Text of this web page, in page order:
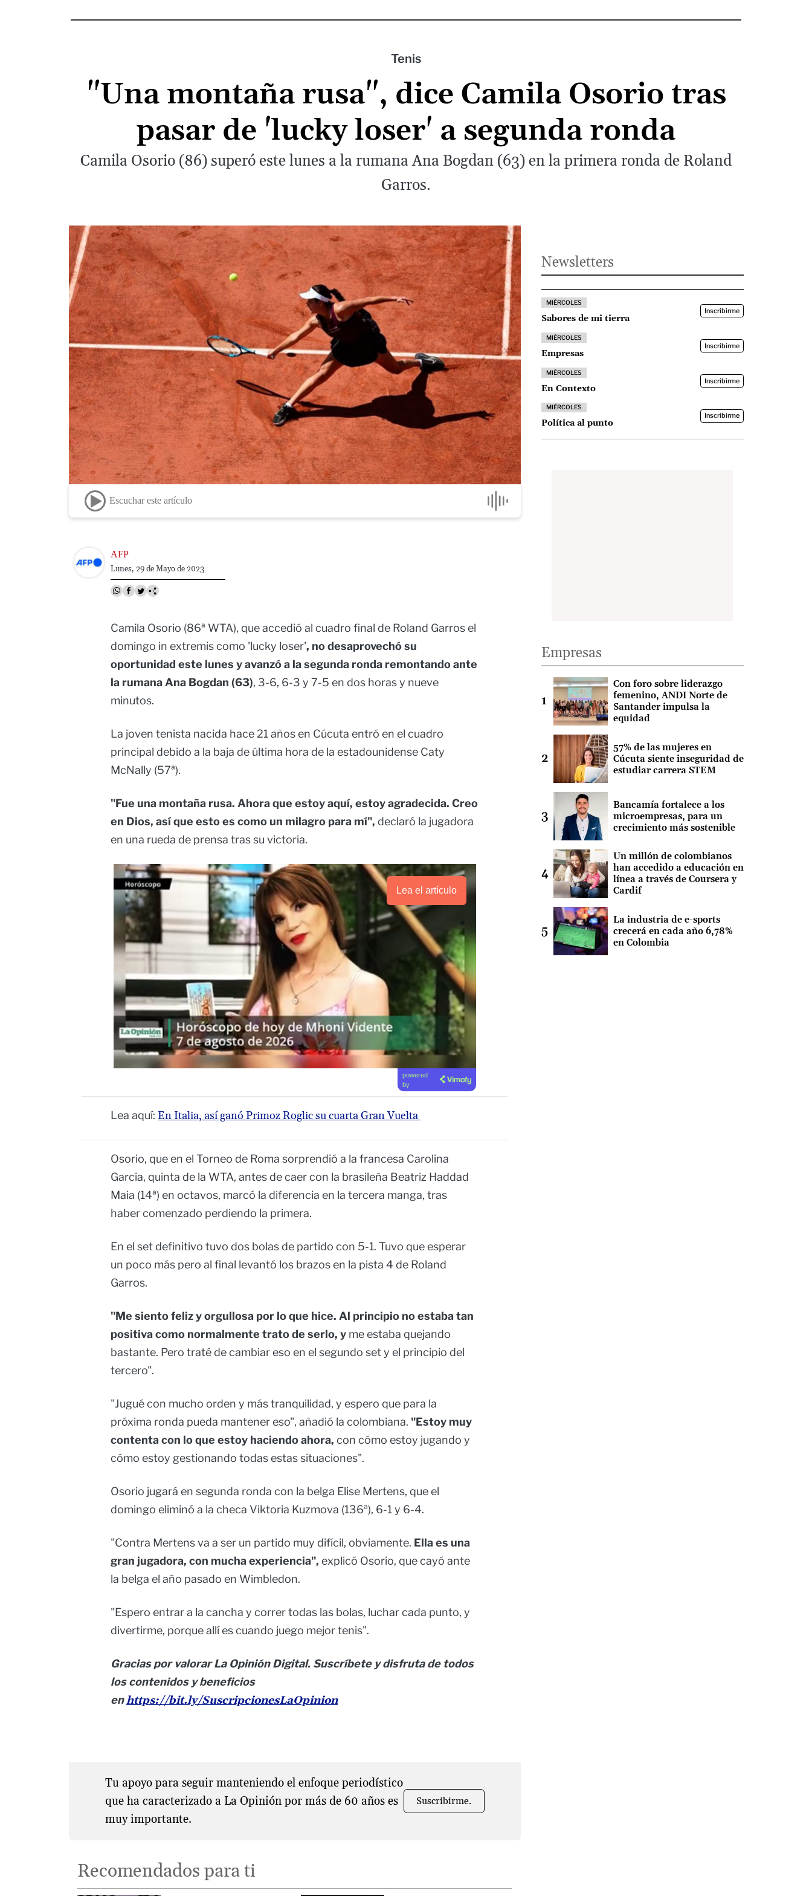
Tenis
"Una montaña rusa", dice Camila Osorio tras
pasar de 'lucky loser' a segunda ronda
Camila Osorio (86) superó este lunes a la rumana Ana Bogdan (63) en la primera ronda de Roland
Garros.
Escuchar este artículo
Image AFP
Lunes, 29 de Mayo de 2023
Camila Osorio (86ª WTA), que accedió al cuadro final de Roland Garros el
domingo in extremis como 'lucky loser', no desaprovechó su
oportunidad este lunes y avanzó a la segunda ronda remontando ante
la rumana Ana Bogdan (63), 3-6, 6-3 y 7-5 en dos horas y nueve
minutos.
La joven tenista nacida hace 21 años en Cúcuta entró en el cuadro
principal debido a la baja de última hora de la estadounidense Caty
McNally (57ª).
"Fue una montaña rusa. Ahora que estoy aquí, estoy agradecida. Creo
en Dios, así que esto es como un milagro para mí", declaró la jugadora
en una rueda de prensa tras su victoria.
Lea el artículo
powered
by
Lea aquí: En Italia, así ganó Primoz Roglic su cuarta Gran Vuelta
Osorio, que en el Torneo de Roma sorprendió a la francesa Carolina
Garcia, quinta de la WTA, antes de caer con la brasileña Beatriz Haddad
Maia (14ª) en octavos, marcó la diferencia en la tercera manga, tras
haber comenzado perdiendo la primera.
En el set definitivo tuvo dos bolas de partido con 5-1. Tuvo que esperar
un poco más pero al final levantó los brazos en la pista 4 de Roland
Garros.
"Me siento feliz y orgullosa por lo que hice. Al principio no estaba tan
positiva como normalmente trato de serlo, y me estaba quejando
bastante. Pero traté de cambiar eso en el segundo set y el principio del
tercero".
"Jugué con mucho orden y más tranquilidad, y espero que para la
próxima ronda pueda mantener eso", añadió la colombiana. "Estoy muy
contenta con lo que estoy haciendo ahora, con cómo estoy jugando y
cómo estoy gestionando todas estas situaciones".
Osorio jugará en segunda ronda con la belga Elise Mertens, que el
domingo eliminó a la checa Viktoria Kuzmova (136ª), 6-1 y 6-4.
"Contra Mertens va a ser un partido muy difícil, obviamente. Ella es una
gran jugadora, con mucha experiencia", explicó Osorio, que cayó ante
la belga el año pasado en Wimbledon.
"Espero entrar a la cancha y correr todas las bolas, luchar cada punto, y
divertirme, porque allí es cuando juego mejor tenis".
Gracias por valorar La Opinión Digital. Suscríbete y disfruta de todos
los contenidos y beneficios
enhttps://bit.ly/SuscripcionesLaOpinion
Tu apoyo para seguir manteniendo el enfoque periodístico
que ha caracterizado a La Opinión por más de 60 años es
muy importante.
Suscribirme.
Recomendados para ti
Newsletters
MIÉRCOLES
Sabores de mi tierra
Inscribirme
MIÉRCOLES
Empresas
Inscribirme
MIÉRCOLES
En Contexto
Inscribirme
MIÉRCOLES
Política al punto
Inscribirme
Empresas
Con foro sobre liderazgo
femenino, ANDI Norte de
Santander impulsa la
equidad
57% de las mujeres en
Cúcuta siente inseguridad de
estudiar carrera STEM
Bancamía fortalece a los
microempresas, para un
crecimiento más sostenible
Un millón de colombianos
han accedido a educación en
línea a través de Coursera y
Cardif
La industria de e-sports
crecerá en cada año 6,78%
en Colombia